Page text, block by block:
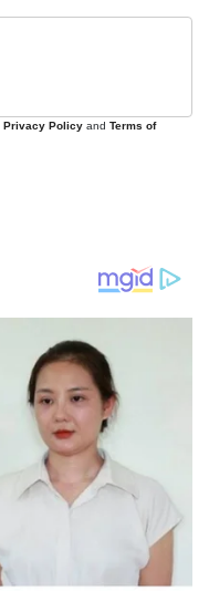
Privacy Policy and Terms of